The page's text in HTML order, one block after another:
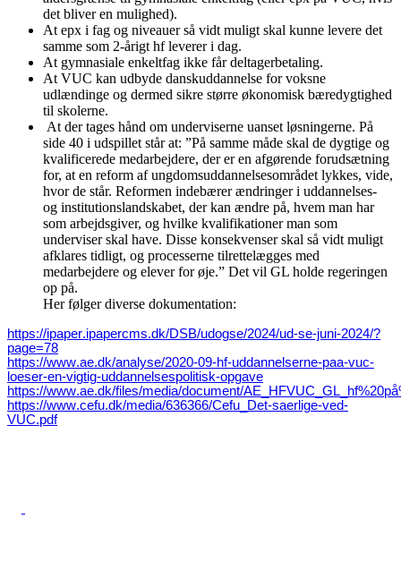
det bliver en mulighed).
At epx i fag og niveauer så vidt muligt skal kunne levere det
samme som 2-årigt hf leverer i dag.
At gymnasiale enkeltfag ikke får deltagerbetaling.
At VUC kan udbyde danskuddannelse for voksne
udlændinge og dermed sikre større økonomisk bæredygtighed
til skolerne.
At der tages hånd om underviserne uanset løsningerne. På
side 40 i udspillet står at: ”På samme måde skal de dygtige og
kvalificerede medarbejdere, der er en afgørende forudsætning
for, at en reform af ungdomsuddannelsesområdet lykkes, vide,
hvor de står. Reformen indebærer ændringer i uddannelses-
og institutionslandskabet, der kan ændre på, hvem man har
som arbejdsgiver, og hvilke kvalifikationer man som
underviser skal have. Disse konsekvenser skal så vidt muligt
afklares tidligt, og processerne tilrettelægges med
medarbejdere og elever for øje.” Det vil GL holde regeringen
op på.
Her følger diverse dokumentation:
https://ipaper.ipapercms.dk/DSB/udogse/2024/ud-se-juni-2024/?
page=78
https://www.ae.dk/analyse/2020-09-hf-uddannelserne-paa-vuc-
loeser-en-vigtig-uddannelsespolitisk-opgave
https://www.ae.dk/files/media/document/
https://www.cefu.dk/media/636366/Cefu_Det-saerlige-ved-
VUC.pdf